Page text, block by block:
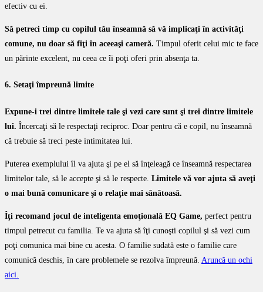
efectiv cu ei.
Să petreci timp cu copilul tău înseamnă să vă implicaţi în activităţi
comune, nu doar să fiţi în aceeaşi cameră. Timpul oferit celui mic te face
un părinte excelent, nu ceea ce îi poţi oferi prin absenţa ta.
6. Setaţi împreună limite
Expune-i trei dintre limitele tale şi vezi care sunt şi trei dintre limitele
lui. Încercaţi să le respectaţi reciproc. Doar pentru că e copil, nu înseamnă
că trebuie să treci peste intimitatea lui.
Puterea exemplului îl va ajuta şi pe el să înţeleagă ce înseamnă respectarea
limitelor tale, să le accepte şi să le respecte. Limitele vă vor ajuta să aveţi
o mai bună comunicare şi o relaţie mai sănătoasă.
Îţi recomand jocul de inteligenta emoţională EQ Game, perfect pentru
timpul petrecut cu familia. Te va ajuta să îţi cunoşti copilul şi să vezi cum
poţi comunica mai bine cu acesta. O familie sudată este o familie care
comunică deschis, în care problemele se rezolva împreună. Aruncă un ochi
aici.